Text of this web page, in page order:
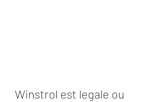
Winstrol est legale ou